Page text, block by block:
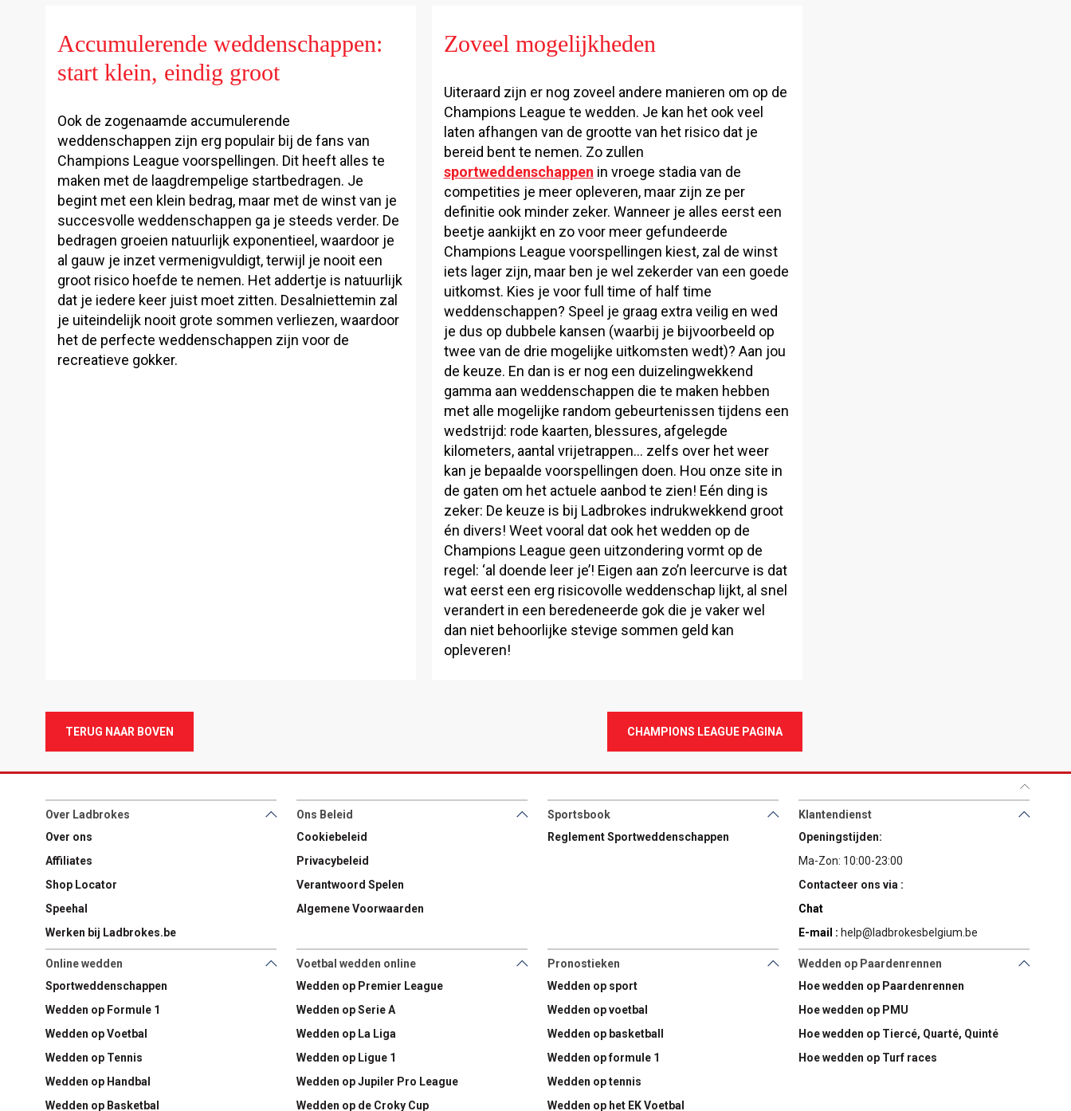
Accumulerende weddenschappen:
start klein, eindig groot
Ook de zogenaamde accumulerende
weddenschappen zijn erg populair bij de fans van
Champions League voorspellingen. Dit heeft alles te
maken met de laagdrempelige startbedragen. Je
begint met een klein bedrag, maar met de winst van je
succesvolle weddenschappen ga je steeds verder. De
bedragen groeien natuurlijk exponentieel, waardoor je
al gauw je inzet vermenigvuldigt, terwijl je nooit een
groot risico hoefde te nemen. Het addertje is natuurlijk
dat je iedere keer juist moet zitten. Desalniettemin zal
je uiteindelijk nooit grote sommen verliezen, waardoor
het de perfecte weddenschappen zijn voor de
recreatieve gokker.
Zoveel mogelijkheden
Uiteraard zijn er nog zoveel andere manieren om op de
Champions League te wedden. Je kan het ook veel
laten afhangen van de grootte van het risico dat je
bereid bent te nemen. Zo zullen
sportweddenschappen in vroege stadia van de
competities je meer opleveren, maar zijn ze per
definitie ook minder zeker. Wanneer je alles eerst een
beetje aankijkt en zo voor meer gefundeerde
Champions League voorspellingen kiest, zal de winst
iets lager zijn, maar ben je wel zekerder van een goede
uitkomst. Kies je voor full time of half time
weddenschappen? Speel je graag extra veilig en wed
je dus op dubbele kansen (waarbij je bijvoorbeeld op
twee van de drie mogelijke uitkomsten wedt)? Aan jou
de keuze. En dan is er nog een duizelingwekkend
gamma aan weddenschappen die te maken hebben
met alle mogelijke random gebeurtenissen tijdens een
wedstrijd: rode kaarten, blessures, afgelegde
kilometers, aantal vrijetrappen… zelfs over het weer
kan je bepaalde voorspellingen doen. Hou onze site in
de gaten om het actuele aanbod te zien! Eén ding is
zeker: De keuze is bij Ladbrokes indrukwekkend groot
én divers! Weet vooral dat ook het wedden op de
Champions League geen uitzondering vormt op de
regel: ‘al doende leer je’! Eigen aan zo’n leercurve is dat
wat eerst een erg risicovolle weddenschap lijkt, al snel
verandert in een beredeneerde gok die je vaker wel
dan niet behoorlijke stevige sommen geld kan
opleveren!
TERUG NAAR BOVEN CHAMPIONS LEAGUE PAGINA
Over Ladbrokes
Over ons
Affiliates
Shop Locator
Speehal
Werken bij Ladbrokes.be
Ons Beleid
Cookiebeleid
Privacybeleid
Verantwoord Spelen
Algemene Voorwaarden
Sportsbook
Reglement Sportweddenschappen
Klantendienst
Openingstijden:
Ma-Zon: 10:00-23:00
Contacteer ons via :
Chat
E-mail : help@ladbrokesbelgium.be
Online wedden
Sportweddenschappen
Wedden op Formule 1
Wedden op Voetbal
Wedden op Tennis
Wedden op Handbal
Wedden op Basketbal
Voetbal wedden online
Wedden op Premier League
Wedden op Serie A
Wedden op La Liga
Wedden op Ligue 1
Wedden op Jupiler Pro League
Wedden op de Croky Cup
Pronostieken
Wedden op sport
Wedden op voetbal
Wedden op basketball
Wedden op formule 1
Wedden op tennis
Wedden op het EK Voetbal
Wedden op Paardenrennen
Hoe wedden op Paardenrennen
Hoe wedden op PMU
Hoe wedden op Tiercé, Quarté, Quinté
Hoe wedden op Turf races